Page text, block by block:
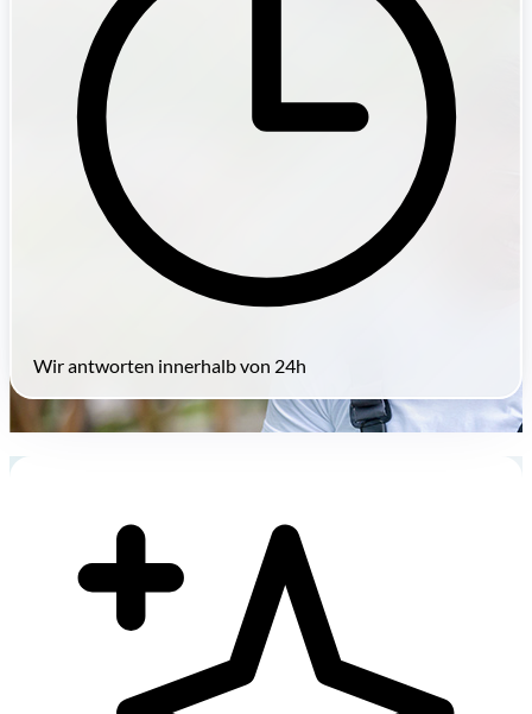
Wir antworten innerhalb von 24h